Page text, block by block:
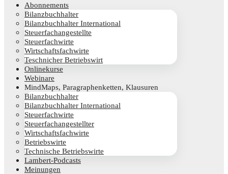
Abon­ne­ments
Bilanz­buch­hal­ter
Bilanz­buch­hal­ter International
Steu­er­fach­an­ge­stell­te
Steu­er­fach­wir­te
Wirt­schafts­fach­wir­te
Teschni­cher Betriebswirt
Online­kur­se
Web­i­na­re
Mind­Maps, Para­gra­phen­ket­ten, Klausuren
Bilanz­buch­hal­ter
Bilanz­buch­hal­ter International
Steu­er­fach­wir­te
Steu­er­fach­an­ge­stell­ter
Wirt­schafts­fach­wir­te
Betriebs­wir­te
Tech­ni­sche Betriebswirte
Lam­­bert-Pod­­casts
Mei­nun­gen